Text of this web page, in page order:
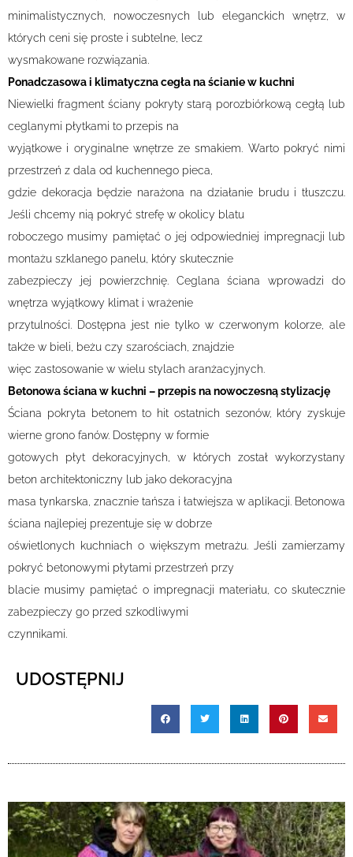
minimalistycznych, nowoczesnych lub eleganckich wnętrz, w
których ceni się proste i subtelne, lecz
wysmakowane rozwiązania.
Ponadczasowa i klimatyczna cegła na ścianie w kuchni
Niewielki fragment ściany pokryty starą porozbiórkową cegłą lub
ceglanymi płytkami to przepis na
wyjątkowe i oryginalne wnętrze ze smakiem. Warto pokryć nimi
przestrzeń z dala od kuchennego pieca,
gdzie dekoracja będzie narażona na działanie brudu i tłuszczu.
Jeśli chcemy nią pokryć strefę w okolicy blatu
roboczego musimy pamiętać o jej odpowiedniej impregnacji lub
montażu szklanego panelu, który skutecznie
zabezpieczy jej powierzchnię. Ceglana ściana wprowadzi do
wnętrza wyjątkowy klimat i wrażenie
przytulności. Dostępna jest nie tylko w czerwonym kolorze, ale
także w bieli, beżu czy szarościach, znajdzie
więc zastosowanie w wielu stylach aranżacyjnych.
Betonowa ściana w kuchni – przepis na nowoczesną stylizację
Ściana pokryta betonem to hit ostatnich sezonów, który zyskuje
wierne grono fanów. Dostępny w formie
gotowych płyt dekoracyjnych, w których został wykorzystany
beton architektoniczny lub jako dekoracyjna
masa tynkarska, znacznie tańsza i łatwiejsza w aplikacji. Betonowa
ściana najlepiej prezentuje się w dobrze
oświetlonych kuchniach o większym metrażu. Jeśli zamierzamy
pokryć betonowymi płytami przestrzeń przy
blacie musimy pamiętać o impregnacji materiału, co skutecznie
zabezpieczy go przed szkodliwymi
czynnikami.
UDOSTĘPNIJ